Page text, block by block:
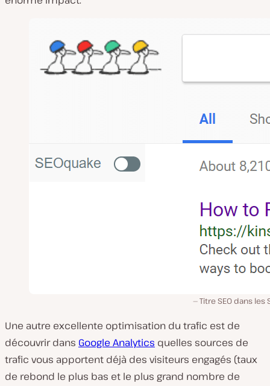
Titre SEO dans les
Une autre excellente optimisation du trafic est de
découvrir dans Google Analytics quelles sources de
trafic vous apportent déjà des visiteurs engagés (taux
de rebond le plus bas et le plus grand nombre de